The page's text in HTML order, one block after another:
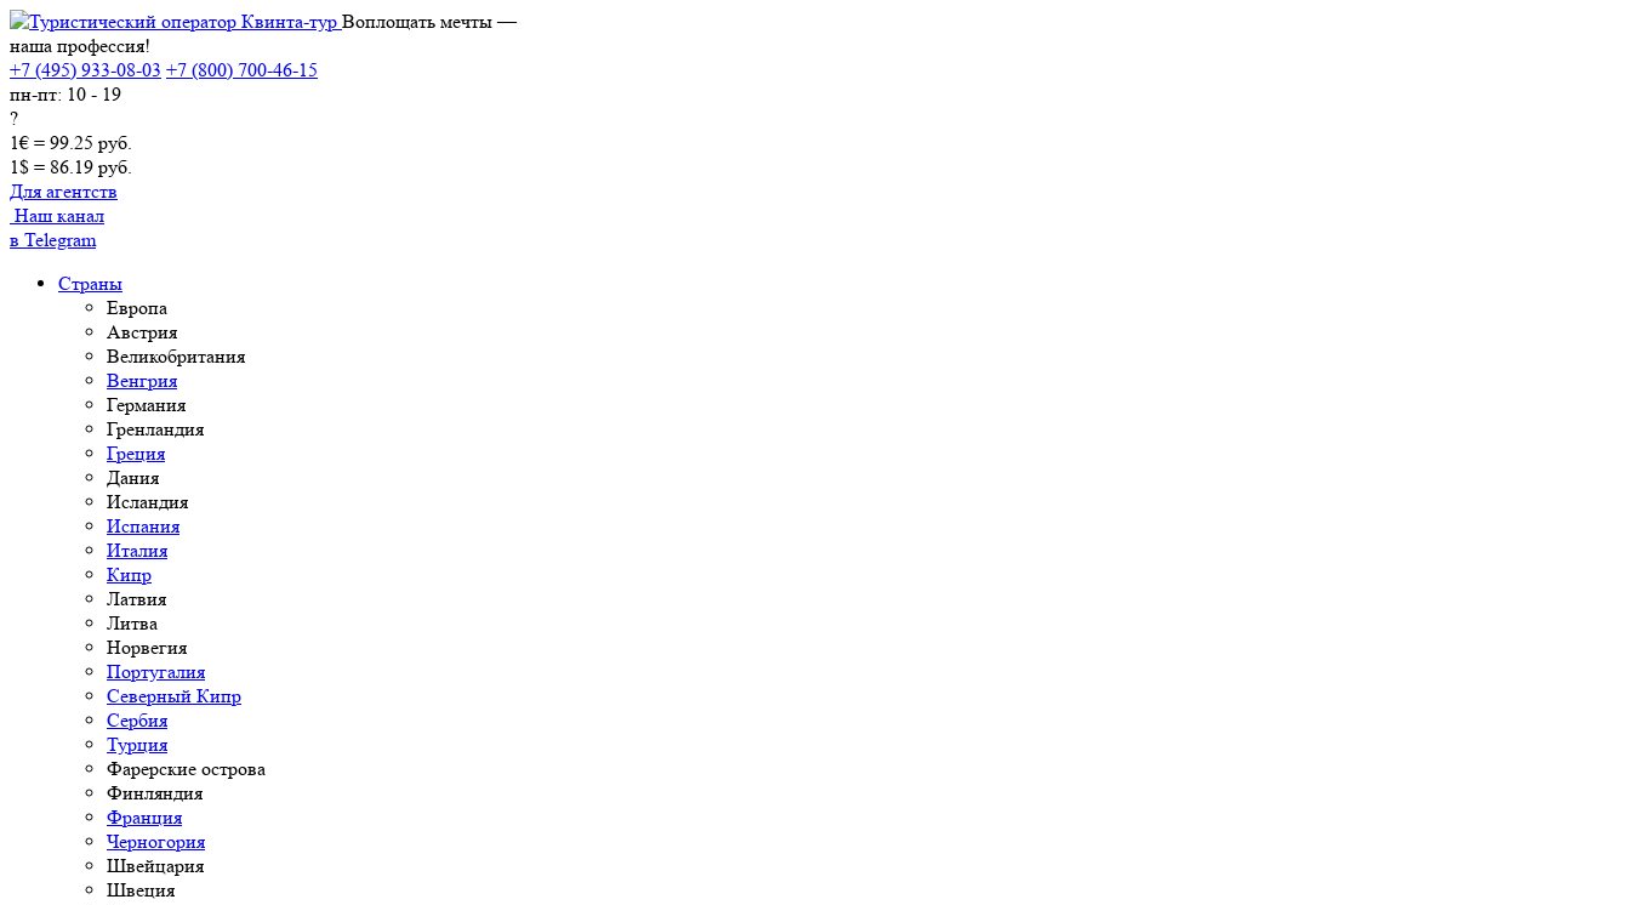
Воплощать мечты —
наша профессия!
+7 (495) 933-08-03 +7 (800) 700-46-15
пн-пт: 10 - 19
?
1€ = 99.25 руб.
1$ = 86.19 руб.
Для агентств
Наш канал
в Telegram
Страны
Европа
Австрия
Великобритания
Венгрия
Германия
Гренландия
Греция
Дания
Исландия
Испания
Италия
Кипр
Латвия
Литва
Норвегия
Португалия
Северный Кипр
Сербия
Турция
Фарерские острова
Финляндия
Франция
Черногория
Швейцария
Швеция